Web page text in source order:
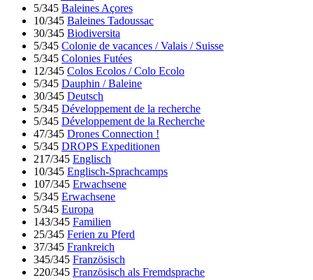
5/345 Baleines Açores
10/345 Baleines Tadoussac
30/345 Biodiversita
5/345 Colonie de vacances / Valais / Suisse
5/345 Colonies Futées
12/345 Colos Ecolos / Colo Ecolo
5/345 Dauphin / Baleine
30/345 Deutsch
5/345 Développement de la recherche
5/345 Développement de la Recherche
47/345 Drones Connection !
5/345 DROPS Expeditionen
217/345 Englisch
10/345 Englisch-Sprachcamps
107/345 Erwachsene
5/345 Erwachsene
5/345 Europa
143/345 Familien
25/345 Ferien zu Pferd
37/345 Frankreich
345/345 Französisch
220/345 Französisch als Fremdsprache